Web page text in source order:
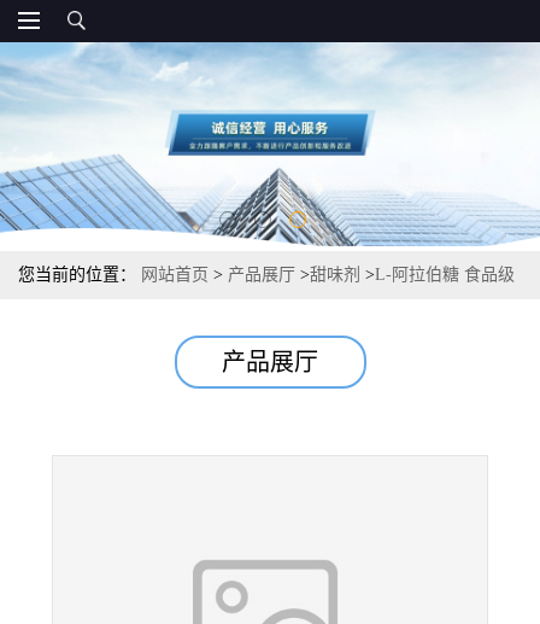
您当前的位置： 网站首页 > 产品展厅 >甜味剂 >L-阿拉伯糖 食品级
产品展厅